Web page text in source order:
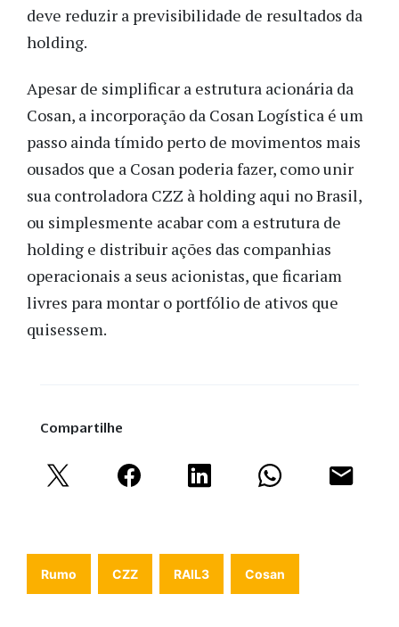
deve reduzir a previsibilidade de resultados da
holding.
Apesar de simplificar a estrutura acionária da
Cosan, a incorporação da Cosan Logística é um
passo ainda tímido perto de movimentos mais
ousados que a Cosan poderia fazer, como unir
sua controladora CZZ à holding aqui no Brasil,
ou simplesmente acabar com a estrutura de
holding e distribuir ações das companhias
operacionais a seus acionistas, que ficariam
livres para montar o portfólio de ativos que
quisessem.
Compartilhe
Rumo CZZ RAIL3 Cosan